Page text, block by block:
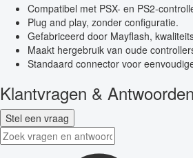
Compatibel met PSX- en PS2-
Plug and play, zonder configuratie.
Gefabriceerd door Mayflash,
Maakt hergebruik van oude
Standaard connector voor
Klantvragen & Antwoorden
Stel een vraag